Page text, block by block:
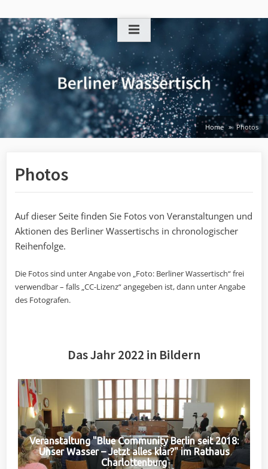
to
content
Home Photos
Photos
Auf dieser Seite finden Sie Fotos von Veranstaltungen und
Aktionen des Berliner Wassertischs in chronologischer
Reihenfolge.
Die Fotos sind unter Angabe von „Foto: Berliner Wassertisch“ frei
verwendbar – falls „CC-Lizenz“ angegeben ist, dann unter Angabe
des Fotografen.
Das Jahr 2022 in Bildern
Veranstaltung "Blue Community Berlin seit 2018:
Unser Wasser – Jetzt alles klar?" im Rathaus
Charlottenburg